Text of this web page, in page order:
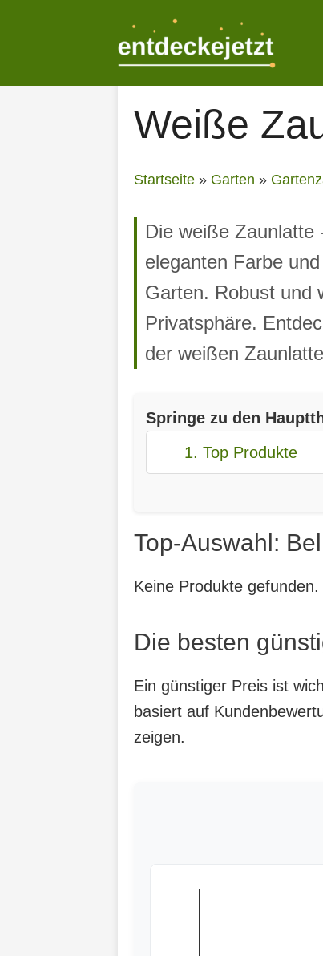
Weiße
Startseite » Garten »
Die weiße Zaunlatte
eleganten Farbe
Garten. Robust und
Privatsphäre.
der weißen
Springe zu den
1. Top Produkte
Top-Auswahl:
Keine Produkte gefunden.
Die besten
Ein günstiger Preis ist
basiert auf
zeigen.